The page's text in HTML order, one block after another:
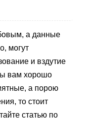
а данные
могут
и вздутие
вам хорошо
а порою
то стоит
статью по